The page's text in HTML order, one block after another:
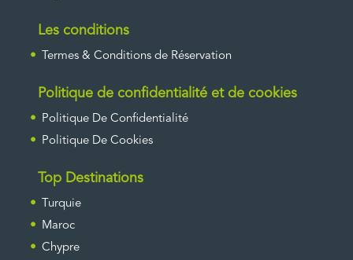
Les conditions
Termes & Conditions de Réservation
Politique de confidentialité et de cookies
Politique De Confidentialité
Politique De Cookies
Top Destinations
Turquie
Maroc
Chypre